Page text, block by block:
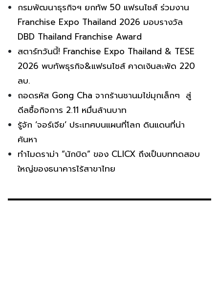
กรมพัฒนาธุรกิจฯ ยกทัพ 50 แฟรนไชส์ ร่วมงาน
Franchise Expo Thailand 2026 มอบรางวัล
DBD Thailand Franchise Award
สตาร์ทวันนี้! Franchise Expo Thailand & TESE
2026 พบทัพธุรกิจ&แฟรนไชส์ คาดเงินสะพัด 220
ลบ.
ถอดรหัส Gong Cha จากร้านชานมไข่มุกเล็กๆ สู่
ดีลซื้อกิจการ 2.11 หมื่นล้านบาท
รู้จัก ‘จอร์เจีย’ ประเทศบนแผนที่โลก ดินแดนที่น่า
ค้นหา
ทำไมดราม่า “นักบิด” ของ CLICX ถึงเป็นบททดสอบ
ใหญ่ของธนาคารไร้สาขาไทย